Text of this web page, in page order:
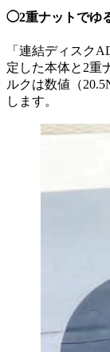
◯2重ナットでゆ
「連結ディスク
定した本体と2重
ルクは数値（
します。